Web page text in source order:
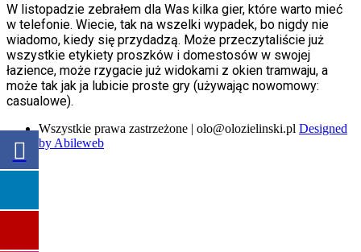
W listopadzie zebrałem dla Was kilka gier, które warto mieć
w telefonie. Wiecie, tak na wszelki wypadek, bo nigdy nie
wiadomo, kiedy się przydadzą. Może przeczytaliście już
wszystkie etykiety proszków i domestosów w swojej
łazience, może rzygacie już widokami z okien tramwaju, a
może tak jak ja lubicie proste gry (używając nowomowy:
casualowe).
Wszystkie prawa zastrzeżone | olo@olozielinski.pl Designed
by Abileweb